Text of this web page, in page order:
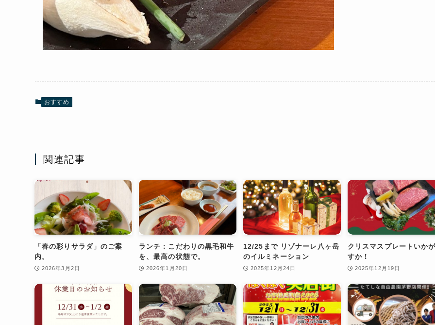
おすすめ
関連記事
「春の彩りサラダ」のご案
内。
2026年3月2日
ランチ：こだわりの黒毛和牛
を、最高の状態で。
2026年1月20日
12/25まで リゾナーレ八ヶ岳
のイルミネーション
2025年12月24日
クリスマスプレートいか
すか！
2025年12月19日